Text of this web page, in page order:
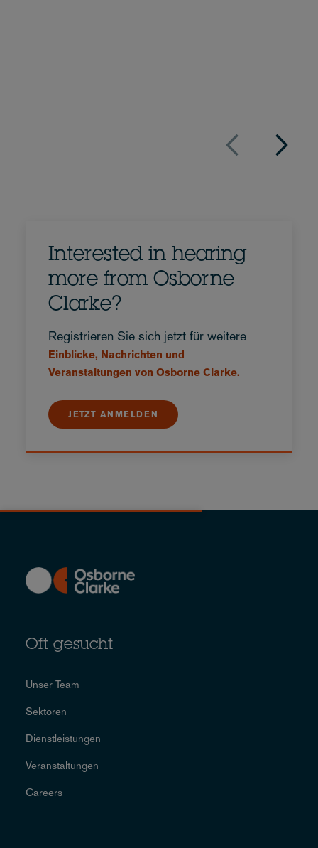
Interested in hearing
more from Osborne
Clarke?
Registrieren Sie sich jetzt für weitere
Einblicke, Nachrichten und
Veranstaltungen von Osborne Clarke.
JETZT ANMELDEN
Oft gesucht
Unser Team
Sektoren
Dienstleistungen
Veranstaltungen
Careers